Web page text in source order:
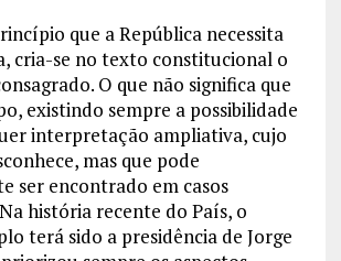
que a República necessita
cria-se no texto constitucional o
O que não significa que
existindo sempre a possibilidade
interpretação ampliativa, cujo
mas que pode
ser encontrado em casos
história recente do País, o
terá sido a presidência de Jorge